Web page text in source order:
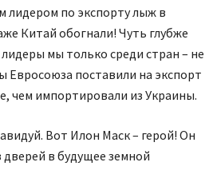
лидером по экспорту лыж в
Китай обогнали! Чуть глубже
мы только среди стран – не
Евросоюза поставили на экспорт
чем импортировали из Украины.
Вот Илон Маск – герой! Он
в будущее земной